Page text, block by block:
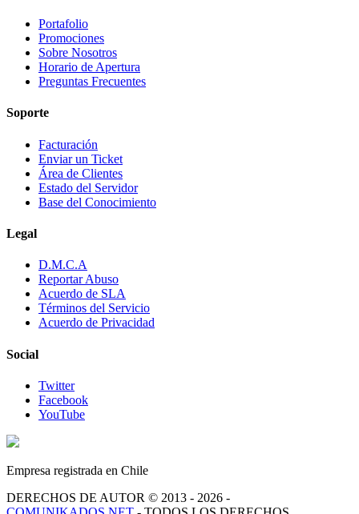
Portafolio
Promociones
Sobre Nosotros
Horario de Apertura
Preguntas Frecuentes
Soporte
Facturación
Enviar un Ticket
Área de Clientes
Estado del Servidor
Base del Conocimiento
Legal
D.M.C.A
Reportar Abuso
Acuerdo de SLA
Términos del Servicio
Acuerdo de Privacidad
Social
Twitter
Facebook
YouTube
Empresa registrada en Chile
DERECHOS DE AUTOR © 2013 - 2026 -